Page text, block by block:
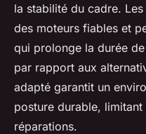
la stabilité du cadre.
des moteurs fiables et
qui prolonge la durée
par rapport aux
adapté garantit un
posture durable,
réparations.